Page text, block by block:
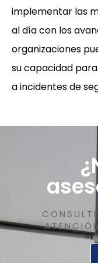
implementar las
al día con los
organizaciones
su capacidad
a incidentes de